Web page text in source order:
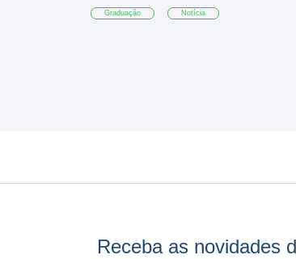
Graduação Notícia
Receba as novidades